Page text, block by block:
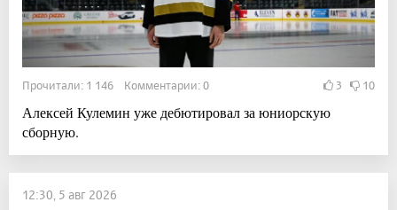
Прочитали: 1 146 Комментарии: 0 3 10
Алексей Кулемин уже дебютировал за юниорскую
сборную.
12:30, 5 авг 2026